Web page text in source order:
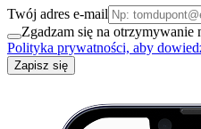
Twój adres e-mail
Zgadzam się na otrzymywanie
Polityka prywatności, aby
Zapisz się